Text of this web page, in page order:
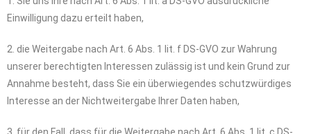
Einwilligung dazu erteilt haben,
2. die Weitergabe nach Art. 6 Abs. 1 lit. f DS-GVO zur Wahrung
unserer berechtigten Interessen zulässig ist und kein Grund zur
Annahme besteht, dass Sie ein überwiegendes schutzwürdiges
Interesse an der Nichtweitergabe Ihrer Daten haben,
3. für den Fall, dass für die Weitergabe nach Art. 6 Abs. 1 lit. c DS-